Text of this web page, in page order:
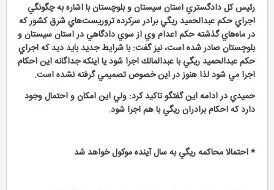
رئيس كل دادگستري استان سيستان و بلوچستان با اشاره به چگونگي
اجراي حكم عبدالحميد ريگي برادر سركرده تروريست‌هاي شرق كشور كه
در ماه‌هاي گذشته حكم اعدام وي از سوي دادگاهي در استان سيستان و
بلوچستان صادر شده است، نيز گفت: با شرايط جديد بايد ديد كه اجراي
حكم عبدالحميد ريگي با عبدالمالك اجرا شود يا اينكه جداگانه اين احكام
اجرا مي شود لذا هنوز در اين خصوص تصميمي گرفته نشده است.
حميدي در ادامه اين گفتگو تاكيد كرد: ولي اين امكان و احتمال وجود
دارد كه احكام برادران ريگي با هم اجرا شود.
* احتمالا محاكمه ريگي به سال آينده موكول خواهد شد